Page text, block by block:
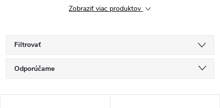
Zobraziť viac produktov
Filtrovať
R
a
Odporúčame